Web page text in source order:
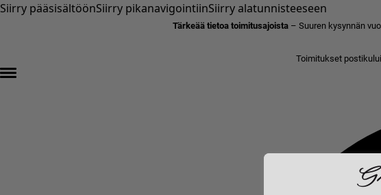
Siirry pääsisältöönSiirry pikanavigointiinSiirry alatunnisteeseen
Tärkeää tietoa toimitusajoista – Suuren kysynnän
Toimitukset